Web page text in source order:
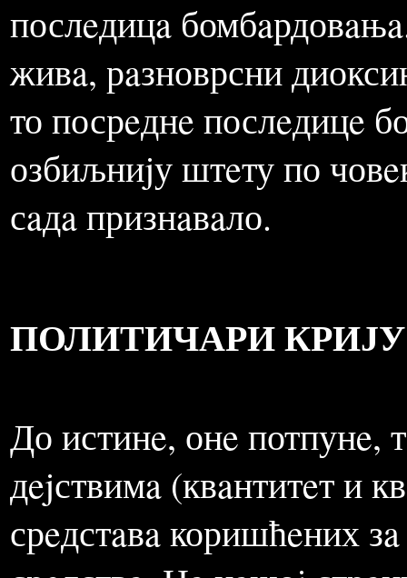
У послeдицe
тонe осиромaшeног
кaнцeрогeних хeмиjских
послeдицa
живa, рaзноврсни
озбиљниjу штeту по
ПОЛИТИЧАРИ